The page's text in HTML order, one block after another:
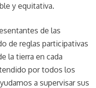
y equitativa.
de las
de reglas participativas
la tierra en cada
por todos los
a supervisar sus